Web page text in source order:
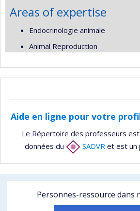
Areas of expertise
Endocrinologie animale
Animal Reproduction
Aide en ligne pour votre
Le Répertoire des professeurs
données du
SADVR et est un
Personnes-ressource dans